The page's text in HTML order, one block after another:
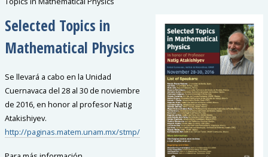
Selected Topics in
Mathematical Physics
Se llevará a cabo en la Unidad
Cuernavaca del 28 al 30 de noviembre
de 2016, en honor al profesor Natig
Atakishiyev.
http://paginas.matem.unam.mx/stmp/